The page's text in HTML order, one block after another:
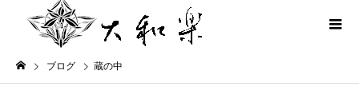
ブログ 蔵の中